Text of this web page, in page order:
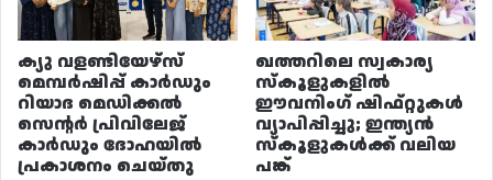
ക്യു വളണ്ടിയേഴ്‌സ്
മെമ്പർഷിപ്പ് കാർഡും
റിയാദ മെഡിക്കൽ
സെന്റർ പ്രിവിലേജ്
കാർഡും ദോഹയിൽ
പ്രകാശനം ചെയ്തു
ഖത്തറിലെ സ്വകാര്യ
സ്കൂളുകളിൽ
ഈവനിംഗ് ഷിഫ്റ്റുകൾ
വ്യാപിപ്പിച്ചു; ഇന്ത്യൻ
സ്കൂളുകൾക്ക് വലിയ
പങ്ക്